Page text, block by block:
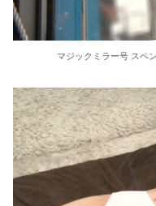
マジックミラー号 スペ